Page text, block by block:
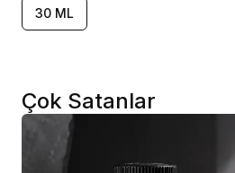
30 ML
Çok Satanlar